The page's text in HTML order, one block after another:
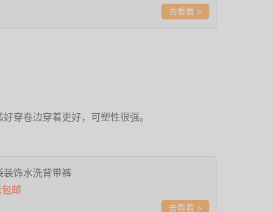
>
穿卷边穿着更好，可塑性很强。
装饰水洗背带裤
邮
>